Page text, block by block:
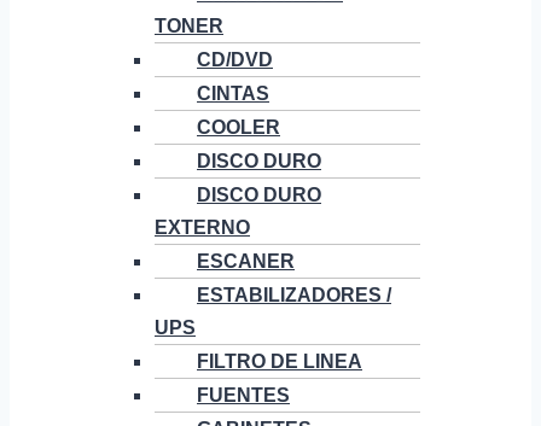
TONER
CD/DVD
CINTAS
COOLER
DISCO DURO
DISCO DURO
EXTERNO
ESCANER
ESTABILIZADORES /
UPS
FILTRO DE LINEA
FUENTES